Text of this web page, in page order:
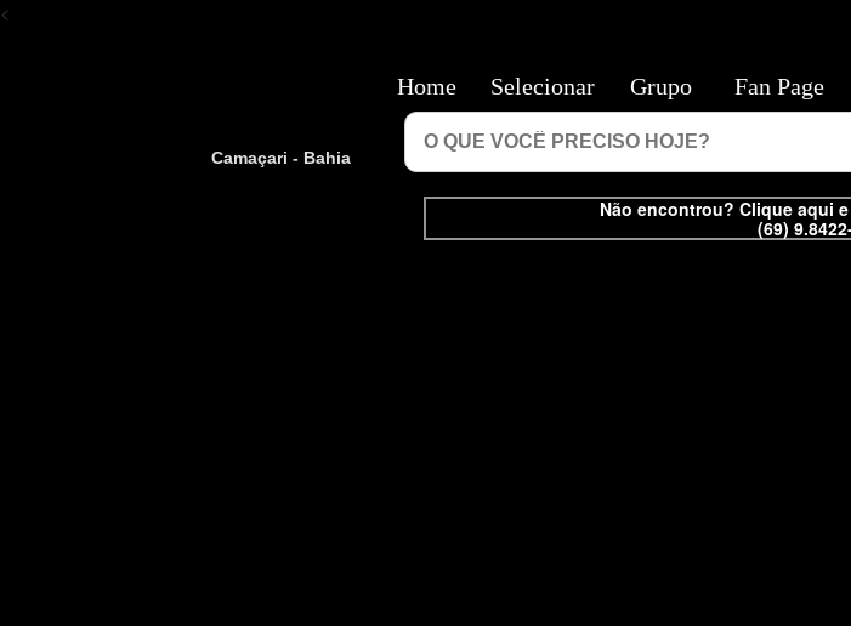
<
Camaçari - Bahia
Não encontrou? Clique aqui
(69)
Home Selecionar Grupo Fan Page